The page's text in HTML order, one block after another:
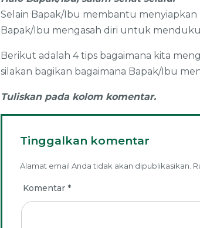
Selain Bapak/Ibu membantu
Bapak/Ibu mengasah diri untuk
Berikut adalah 4 tips bagaimana kita
silakan bagikan bagaimana Bapak/Ibu
Tuliskan pada kolom komentar.
Tinggalkan komentar
Alamat email Anda tidak akan dipublikasikan.
Komentar *